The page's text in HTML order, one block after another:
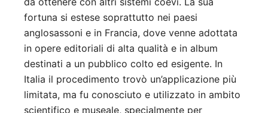
fortuna si estese soprattutto nei paesi
anglosassoni e in Francia, dove venne adottata
in opere editoriali di alta qualità e in album
destinati a un pubblico colto ed esigente. In
Italia il procedimento trovò un’applicazione più
limitata, ma fu conosciuto e utilizzato in ambito
scientifico e museale, specialmente per